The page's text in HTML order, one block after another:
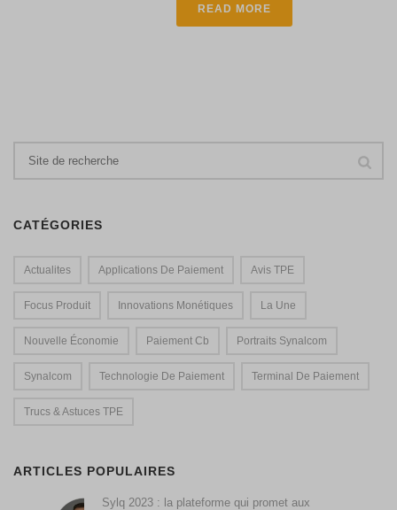
READ MORE
CATÉGORIES
Actualites Applications De Paiement Avis TPE
Focus Produit Innovations Monétiques La Une
Nouvelle Économie Paiement Cb Portraits Synalcom
Synalcom Technologie De Paiement Terminal De Paiement
Trucs & Astuces TPE
ARTICLES POPULAIRES
Sylq 2023 : la plateforme qui promet aux